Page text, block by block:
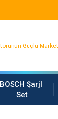
BOSCH Şarjlı
Set